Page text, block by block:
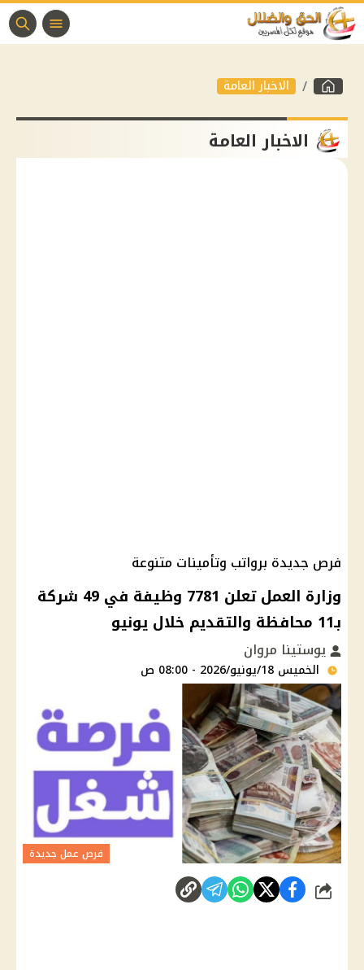
الاخبار العامة
الاخبار العامة
فرص جديدة برواتب وتأمينات متنوعة
وزارة العمل تعلن 7781 وظيفة في 49 شركة
بـ11 محافظة والتقديم خلال يونيو
يوستينا مروان
الخميس 18/يونيو/2026 - 08:00 ص
فرص عمل جديدة
شارك